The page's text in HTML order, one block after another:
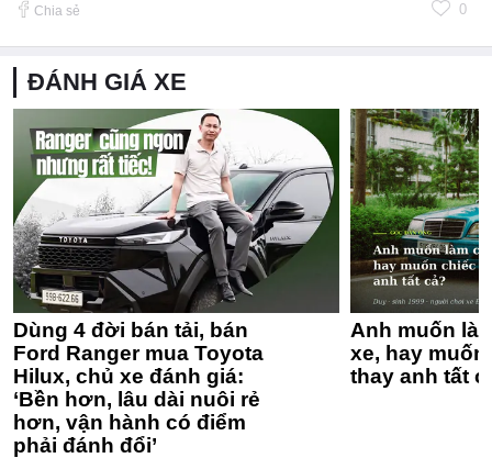
Chia sẻ 0
ĐÁNH GIÁ XE
Dùng 4 đời bán tải, bán
Ford Ranger mua Toyota
Hilux, chủ xe đánh giá:
‘Bền hơn, lâu dài nuôi rẻ
hơn, vận hành có điểm
phải đánh đổi’
Anh muốn
xe, hay
thay anh tất